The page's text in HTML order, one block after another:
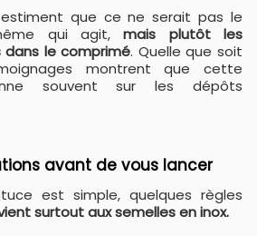
que ce ne serait pas le
qui agit, mais plutôt les
le comprimé. Quelle que soit
montrent que cette
souvent sur les dépôts
avant de vous lancer
surtout aux semelles en inox.